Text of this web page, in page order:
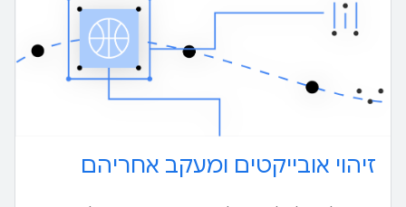
זיהוי אובייקטים ומעקב אחריהם